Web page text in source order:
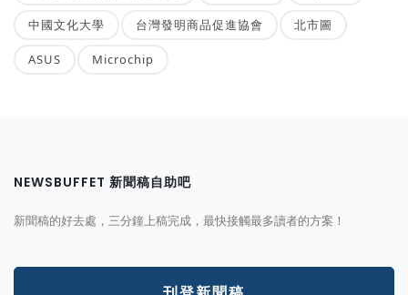
中國文化大學 台灣發明商品促進協會 北市圖
ASUS Microchip
NEWSBUFFET 新聞稿自助吧
新聞稿的好去處，三分鐘上稿完成，最快接觸最多讀者的方案！